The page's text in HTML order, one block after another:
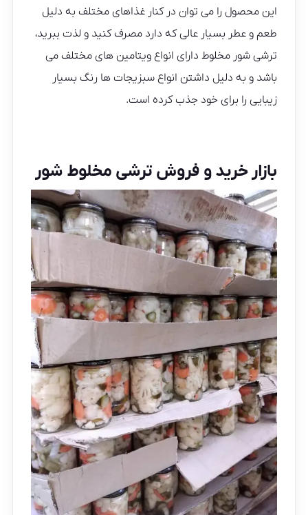
این محصول را می توان در کنار غذاهای مختلف به دلیل
طعم و عطر بسیار عالی که دارد مصرف کنید و لذت ببرید،
ترشی شور مخلوط دارای انواع ویتامین های مختلف می
باشد و به دلیل داشتن انواع سبزیجات ها رنگ بسیار
زیبایی را برای خود جذب کرده است.
بازار خرید و فروش ترشی مخلوط شور